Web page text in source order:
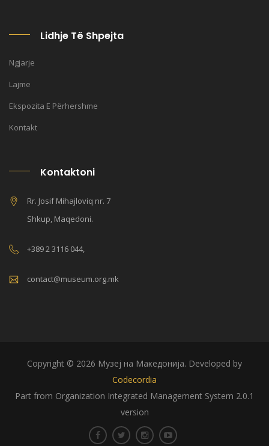
Lidhje Të Shpejta
Ngjarje
Lajme
Ekspozita E Përhershme
Kontakt
Kontaktoni
Rr. Josif Mihajloviq nr. 7
Shkup, Maqedoni.
+389 2 3116 044,
contact@museum.org.mk
Copyright © 2026 Музеј на Македонија. Developed by
Codecordia
Part from Organization Integrated Management System 2.0.1
version